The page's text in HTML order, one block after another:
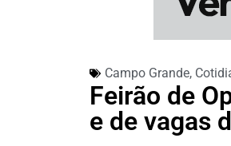
Campo Grande,
Feirão de
e de vagas